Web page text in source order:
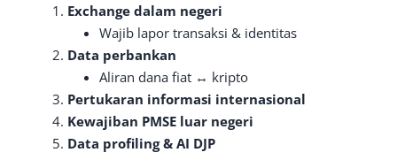
Exchange dalam negeri
Wajib lapor transaksi & identitas
Data perbankan
Aliran dana fiat ↔ kripto
Pertukaran informasi internasional
Kewajiban PMSE luar negeri
Data profiling & AI DJP